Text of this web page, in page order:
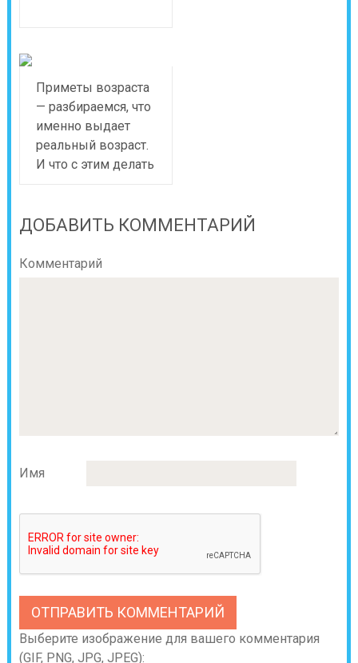
Приметы возраста
— разбираемся, что
именно выдает
реальный возраст.
И что с этим делать
ДОБАВИТЬ КОММЕНТАРИЙ
Комментарий
Имя
Выберите изображение для вашего комментария
(GIF, PNG, JPG, JPEG):